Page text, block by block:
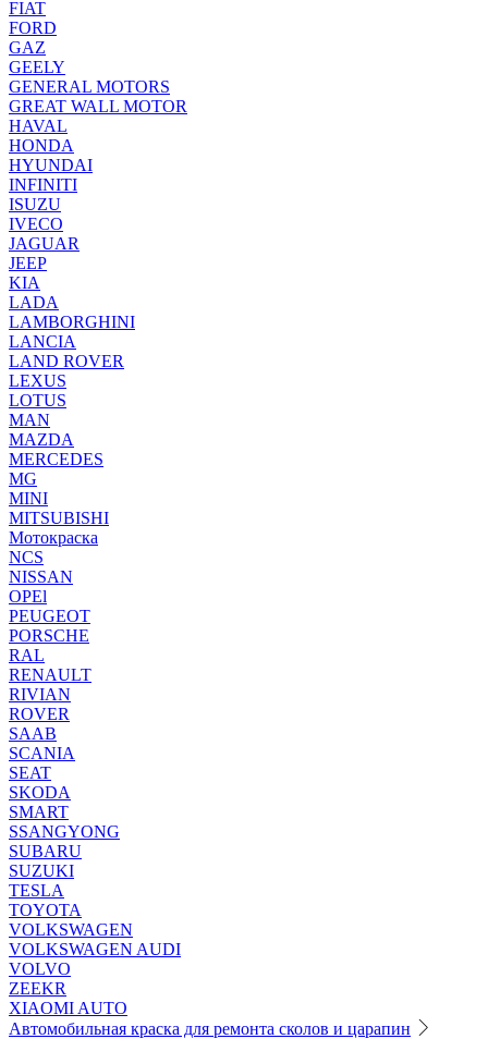
FIAT
FORD
GAZ
GEELY
GENERAL MOTORS
GREAT WALL MOTOR
HAVAL
HONDA
HYUNDAI
INFINITI
ISUZU
IVECO
JAGUAR
JEEP
KIA
LADA
LAMBORGHINI
LANCIA
LAND ROVER
LEXUS
LOTUS
MAN
MAZDA
MERCEDES
MG
MINI
MITSUBISHI
Мотокраска
NCS
NISSAN
OPEl
PEUGEOT
PORSCHE
RAL
RENAULT
RIVIAN
ROVER
SAAB
SCANIA
SEAT
SKODA
SMART
SSANGYONG
SUBARU
SUZUKI
TESLA
TOYOTA
VOLKSWAGEN
VOLKSWAGEN AUDI
VOLVO
ZEEKR
XIAOMI AUTO
Автомобильная краска для ремонта сколов и царапин